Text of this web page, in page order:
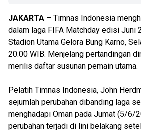
JAKARTA – Timnas Indonesia
dalam laga FIFA Matchday edisi Juni
Stadion Utama Gelora Bung Karno,
20.00 WIB. Menjelang pertandingan
merilis daftar susunan pemain utama.
Pelatih Timnas Indonesia, John
sejumlah perubahan dibanding laga
menghadapi Oman pada Jumat (5/6/
perubahan terjadi di lini belakang